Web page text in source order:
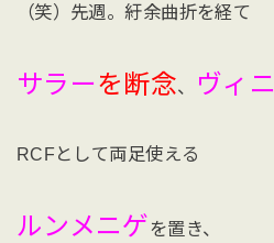
（笑）先週。紆余曲折を経て
サラーを断念、 ヴィニ
RCFとして両足使える
ルンメニゲを置き、